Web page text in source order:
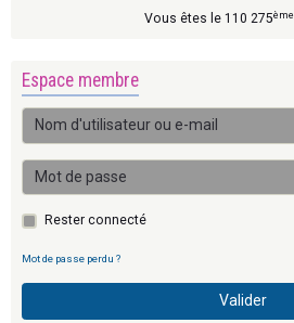
Vous êtes le 110 275ème
Espace membre
Rester connecté
Mot de passe perdu ?
Valider